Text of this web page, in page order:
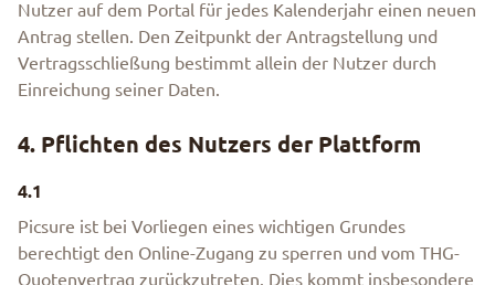
Nutzer auf dem Portal für jedes Kalenderjahr einen neuen
Antrag stellen. Den Zeitpunkt der Antragstellung und
Vertragsschließung bestimmt allein der Nutzer durch
Einreichung seiner Daten.
4. Pflichten des Nutzers der Plattform
4.1
Picsure ist bei Vorliegen eines wichtigen Grundes
berechtigt den Online-Zugang zu sperren und vom THG-
Quotenvertrag zurückzutreten. Dies kommt insbesondere